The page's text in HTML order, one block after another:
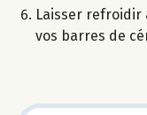
Laisser refroidir
vos barres de